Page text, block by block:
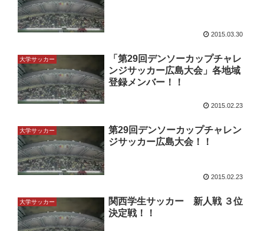
2015.03.30
大学サッカー
「第29回デンソーカップチャレ
ンジサッカー広島大会」各地域
登録メンバー！！
2015.02.23
大学サッカー
第29回デンソーカップチャレン
ジサッカー広島大会！！
2015.02.23
大学サッカー
関西学生サッカー 新人戦 ３位
決定戦！！